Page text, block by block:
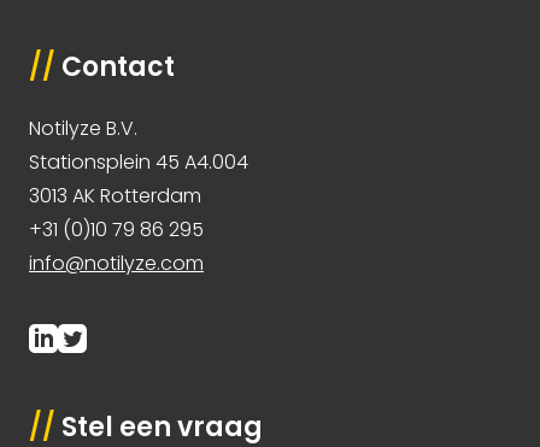
// Contact
Notilyze B.V.
Stationsplein 45 A4.004
3013 AK Rotterdam
+31 (0)10 79 86 295
info@notilyze.com
// Stel een vraag